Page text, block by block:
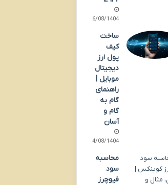
16/08/1404
ساخت
کیف
پول ارز
دیجیتال
موبایل |
راهنمای
گام به
گام و
آسان
14/08/1404
محاسبه
سود
فیوچرز